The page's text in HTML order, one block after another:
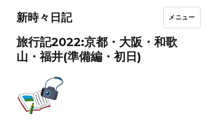
新時々日記 メニュー
旅行記2022:京都・大阪・和歌
山・福井(準備編・初日)